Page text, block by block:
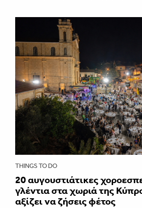
THINGS TO DO
20 αυγουστιάτικες
γλέντια στα χωριά της
αξίζει να ζήσεις φέτος